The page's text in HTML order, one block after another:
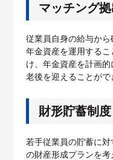
マッチング
従業員自身の給与から
年金資産を運用する
け、年金資産を計画
老後を迎えることがで
財形貯蓄制度
若手従業員の貯蓄に
の財産形成プランを